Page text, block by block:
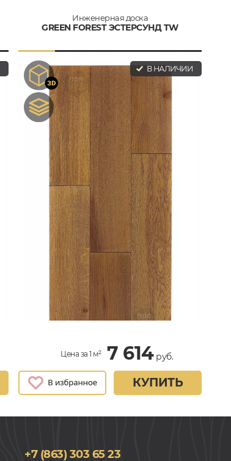
Инженерная доска
GREEN FOREST ЭСТЕРСУНД TW
В НАЛИЧИИ
Цена за 1 м² 7 614руб.
КУПИТЬ
+7 (863) 303 65 23